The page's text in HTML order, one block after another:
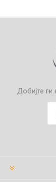
Добијте ги